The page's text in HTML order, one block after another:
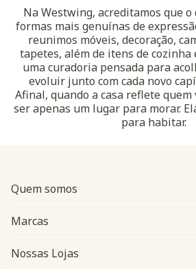
Na Westwing, acreditamos que o
formas mais genuínas de
reunimos móveis, decoração,
tapetes, além de itens de cozinha
uma curadoria pensada para
evoluir junto com cada novo
Afinal, quando a casa reflete quem
ser apenas um lugar para morar.
para habitar.
Quem somos
Marcas
Nossas Lojas